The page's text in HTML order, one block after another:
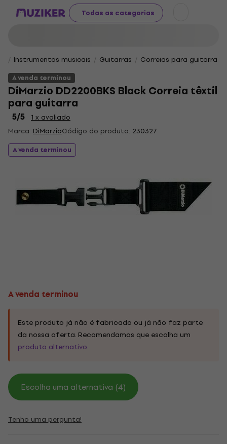
Todas as categorias
Instrumentos musicais Guitarras Correias para guitarra
A venda terminou
DiMarzio DD2200BKS Black Correia têxtil
para guitarra
5/5
1 x avaliado
Marca: DiMarzioCódigo do produto: 230327
A venda terminou
A venda terminou
Este produto já não é fabricado ou já não faz parte
da nossa oferta. Recomendamos que escolha um
produto alternativo.
Escolha uma alternativa (4)
Tenho uma pergunta!